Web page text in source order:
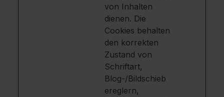
von Inhalten
dienen. Die
Cookies behalten
den korrekten
Zustand von
Schriftart,
Blog-/Bildschieb
ereglern,